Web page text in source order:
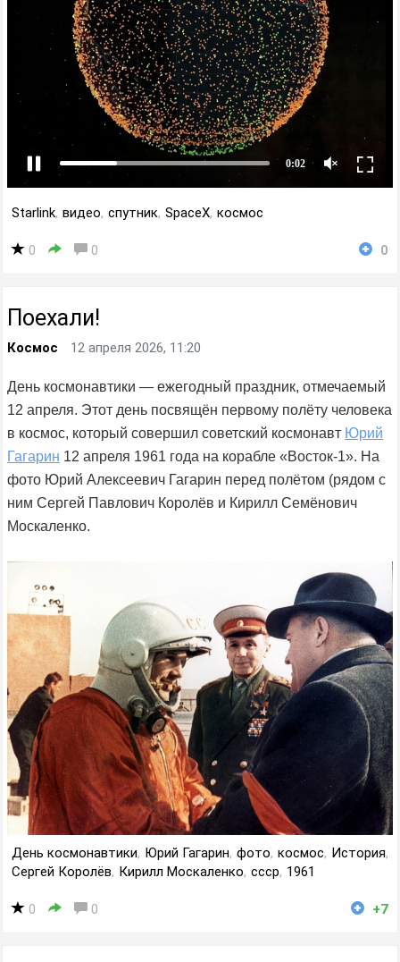
Starlink, видео, спутник, SpaceX, космос
0 0 0
Поехали!
Космос 12 апреля 2026, 11:20
День космонавтики — ежегодный праздник, отмечаемый
12 апреля. Этот день посвящён первому полёту человека
в космос, который совершил советский космонавт Юрий
Гагарин 12 апреля 1961 года на корабле «Восток-1». На
фото Юрий Алексеевич Гагарин перед полётом (рядом с
ним Сергей Павлович Королёв и Кирилл Семёнович
Москаленко.
День космонавтики, Юрий Гагарин, фото, космос, История,
Сергей Королёв, Кирилл Москаленко, ссср, 1961
0 0 +7